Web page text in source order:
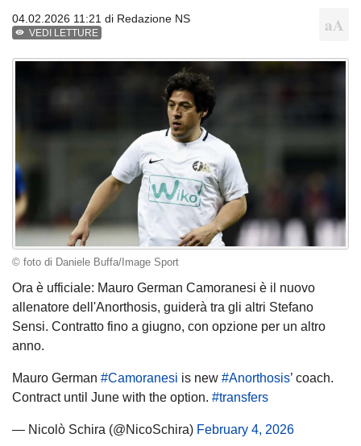
04.02.2026 11:21 di Redazione NS
VEDI LETTURE
© foto di Daniele Buffa/Image Sport
Ora è ufficiale: Mauro German Camoranesi è il nuovo
allenatore dell'Anorthosis, guiderà tra gli altri Stefano
Sensi. Contratto fino a giugno, con opzione per un altro
anno.
Mauro German #Camoranesi is new #Anorthosis’ coach.
Contract until June with the option. #transfers
— Nicolò Schira (@NicoSchira) February 4, 2026